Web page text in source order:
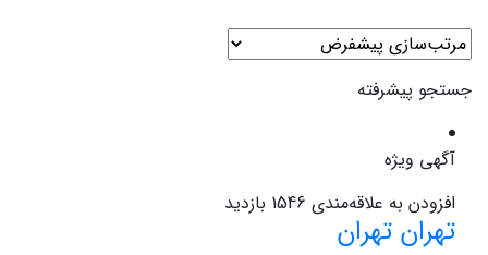
جستجو پیشرفته
آگهی ویژه
افزودن به علاقه‌مندی 1546 بازدید
تهران تهران